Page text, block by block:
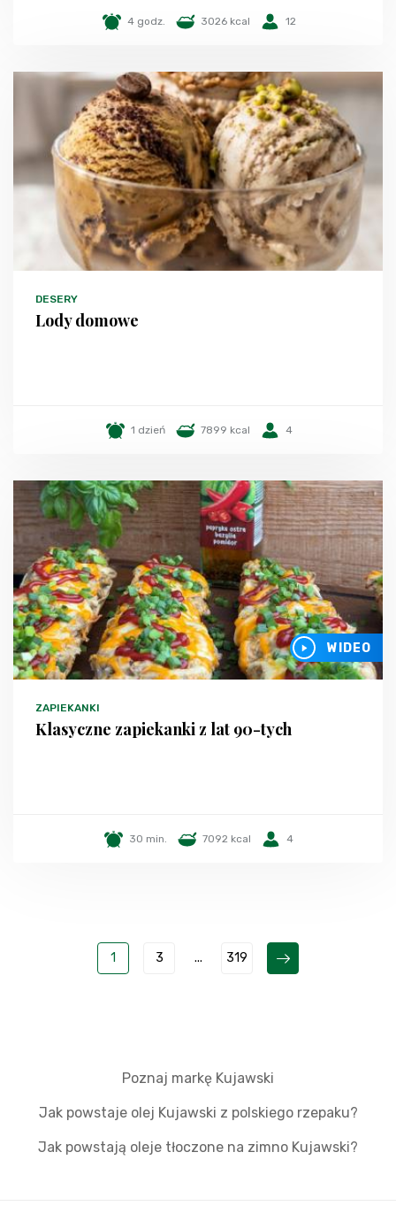
4 godz. 3026 kcal 12
DESERY
Lody domowe
1 dzień 7899 kcal 4
WIDEO
ZAPIEKANKI
Klasyczne zapiekanki z lat 90-tych
30 min. 7092 kcal 4
1 3 ... 319
Poznaj markę Kujawski
Jak powstaje olej Kujawski z polskiego rzepaku?
Jak powstają oleje tłoczone na zimno Kujawski?